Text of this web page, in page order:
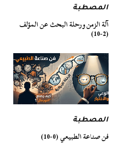
المصطبة
آلة الزمن ورحلة البحث عن المؤلف
(2-10)
المصطبة
فن صناعة الطبيعي (0-10)